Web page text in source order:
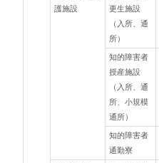
護施設
更生施設
（入所、通
所）
知的障害者
授産施設
（入所、通
所、小規模
通所）
知的障害者
通勤寮